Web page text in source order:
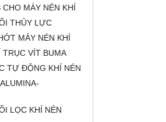
CHO MÁY NÉN KHÍ
THỦY LỰC
MÁY NÉN KHÍ
TRỤC VÍT BUMA
TỰ ĐỘNG KHÍ NÉN
LỌC KHÍ NÉN